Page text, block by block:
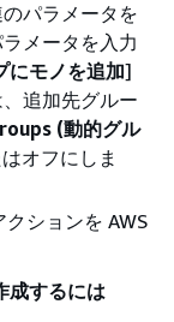
パラメータを
メータを入力
にモノを追加]
追加先グルー
(動的グル
オフにしま
ションを AWS
成するには